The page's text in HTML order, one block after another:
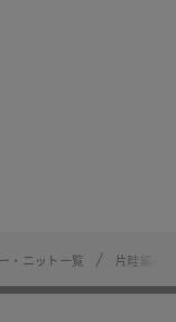
・ニット一覧 片畦編み